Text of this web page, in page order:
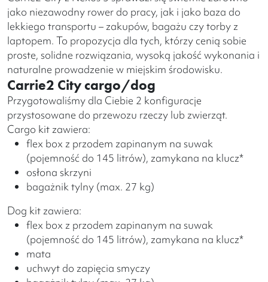
jako niezawodny rower do pracy, jak i jako baza do
lekkiego transportu – zakupów, bagażu czy torby z
laptopem. To propozycja dla tych, którzy cenią sobie
proste, solidne rozwiązania, wysoką jakość wykonania i
naturalne prowadzenie w miejskim środowisku.
Carrie2 City cargo/dog
Przygotowaliśmy dla Ciebie 2 konfiguracje
przystosowane do przewozu rzeczy lub zwierząt.
Cargo kit zawiera:
flex box z przodem zapinanym na suwak
(pojemność do 145 litrów), zamykana na klucz*
osłona skrzyni
bagażnik tylny (max. 27 kg)
Dog kit zawiera:
flex box z przodem zapinanym na suwak
(pojemność do 145 litrów), zamykana na klucz*
mata
uchwyt do zapięcia smyczy